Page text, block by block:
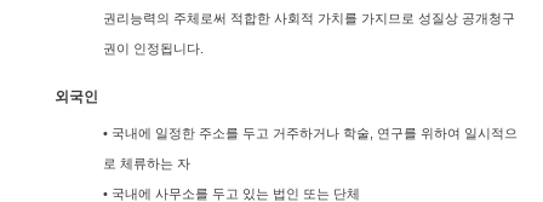
권리능력의 주체로써 적합한 사회적 가치를 가지므로 성질상 공개청구
권이 인정됩니다.
외국인
• 국내에 일정한 주소를 두고 거주하거나 학술, 연구를 위하여 일시적으
로 체류하는 자
• 국내에 사무소를 두고 있는 법인 또는 단체